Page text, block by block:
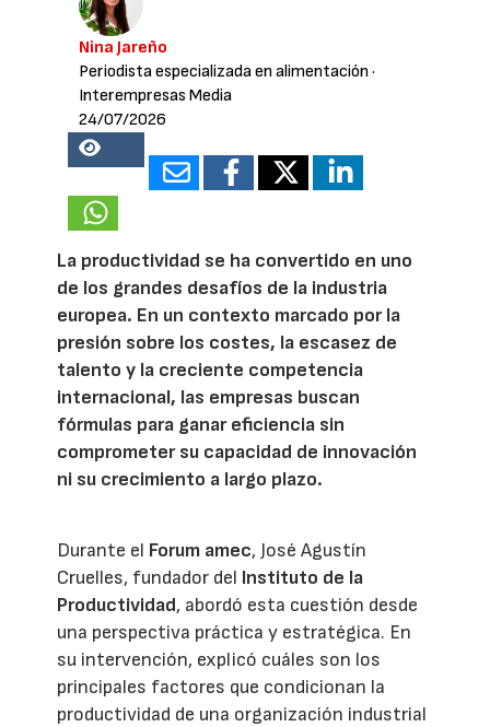
Nina Jareño
Periodista especializada en alimentación ·
Interempresas Media
24/07/2026
18346
La productividad se ha convertido en uno
de los grandes desafíos de la industria
europea. En un contexto marcado por la
presión sobre los costes, la escasez de
talento y la creciente competencia
internacional, las empresas buscan
fórmulas para ganar eficiencia sin
comprometer su capacidad de innovación
ni su crecimiento a largo plazo.
Durante el Forum amec, José Agustín
Cruelles, fundador del Instituto de la
Productividad, abordó esta cuestión desde
una perspectiva práctica y estratégica. En
su intervención, explicó cuáles son los
principales factores que condicionan la
productividad de una organización industrial